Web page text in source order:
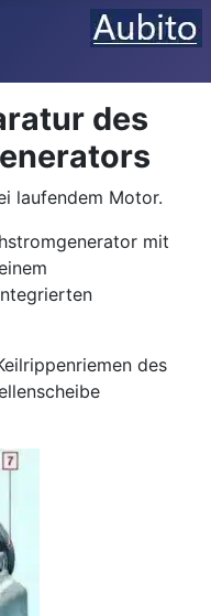
des
laufendem Motor.
mit
des